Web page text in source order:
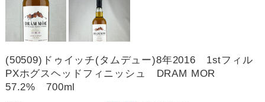
(50509)ドゥイッチ(タムデュー)8年2016 1stフィル
PXホグスヘッドフィニッシュ DRAM MOR
57.2% 700ml